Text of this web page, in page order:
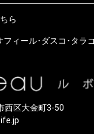
ら
ィール･ダスコ･タラ
西区大金町3-50